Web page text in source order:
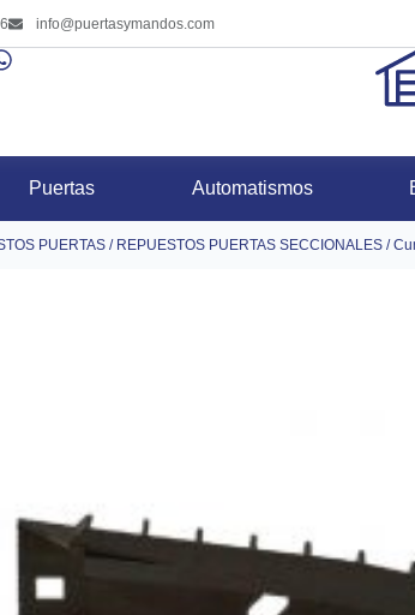
info@puertasymandos.com
Puertas Automatismos
PUERTAS / REPUESTOS PUERTAS SECCIONALES /